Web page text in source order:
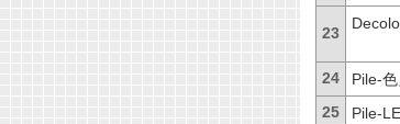
23
24 Pile-
25
Pile-